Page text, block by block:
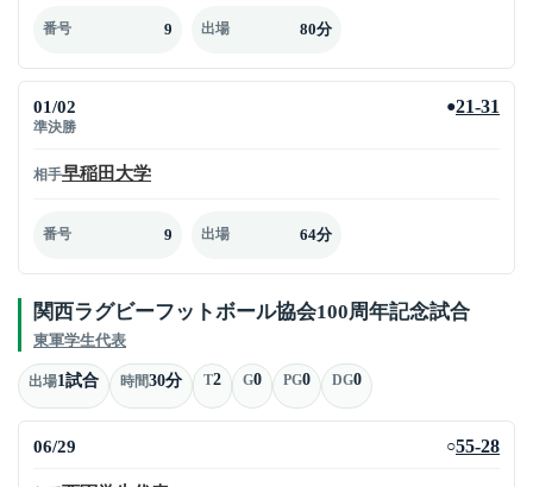
番号 9 出場 80分
01/02
準決勝
●21-31
相手早稲田大学
番号 9 出場 64分
関西ラグビーフットボール協会100周年記念試合
東軍学生代表
出場1試合 時間30分 T2 G0 PG0 DG0
06/29 ○55-28